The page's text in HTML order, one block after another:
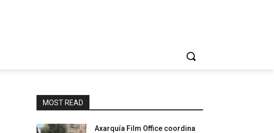
MOST READ
Axarquía Film Office coordina